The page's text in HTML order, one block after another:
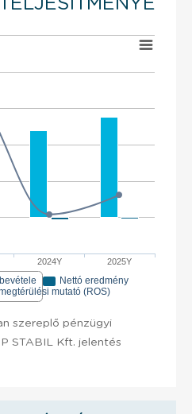
2024Y 2025Y
Nettó eredmény
mutató (ROS)
szereplő pénzügyi
STABIL Kft. jelentés